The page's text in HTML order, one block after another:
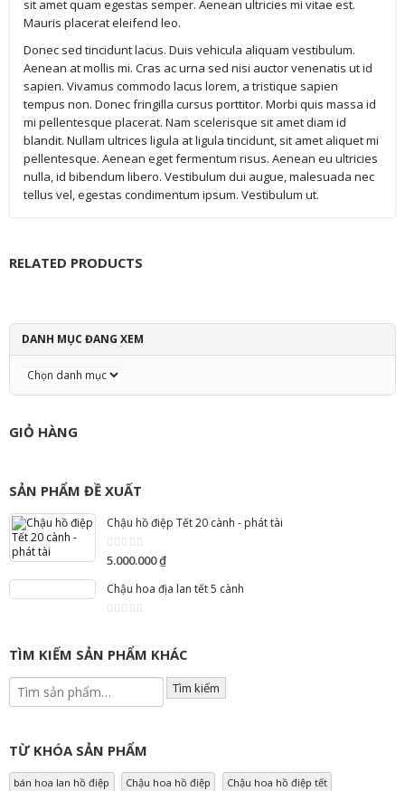
sit amet quam egestas semper. Aenean ultricies mi vitae est.
Mauris placerat eleifend leo.
Donec sed tincidunt lacus. Duis vehicula aliquam vestibulum.
Aenean at mollis mi. Cras ac urna sed nisi auctor venenatis ut id
sapien. Vivamus commodo lacus lorem, a tristique sapien
tempus non. Donec fringilla cursus porttitor. Morbi quis massa id
mi pellentesque placerat. Nam scelerisque sit amet diam id
blandit. Nullam ultrices ligula at ligula tincidunt, sit amet aliquet mi
pellentesque. Aenean eget fermentum risus. Aenean eu ultricies
nulla, id bibendum libero. Vestibulum dui augue, malesuada nec
tellus vel, egestas condimentum ipsum. Vestibulum ut.
RELATED PRODUCTS
DANH MỤC ĐANG XEM
GIỎ HÀNG
SẢN PHẨM ĐỀ XUẤT
Chậu hồ điệp Tết 20 cành - phát tài
0
out
5
5.000.000₫
Chậu hoa địa lan tết 5 cành
5
TÌM KIẾM SẢN PHẨM KHÁC
Tìm kiếm
TỪ KHÓA SẢN PHẨM
bán hoa lan hồ điệp Chậu hoa hồ điệp Chậu hoa hồ điệp tết